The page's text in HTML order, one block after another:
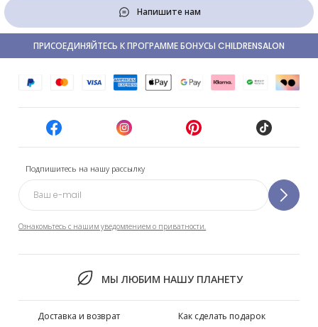
Напишите нам
Подпишитесь на нашу рассылку
Ознакомьтесь с нашим уведомлением о приватности.
МЫ ЛЮБИМ НАШУ ПЛАНЕТУ
ПРИСОЕДИНЯЙТЕСЬ К ПРОГРАММЕ БОНУСЫ CHILDRENSALON
Доставка и возврат
Как сделать подарок